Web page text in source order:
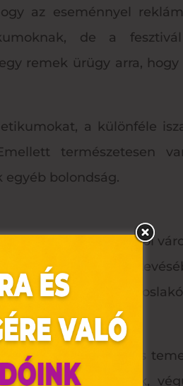
az eseménnyel
de a
remek ürügy arra,
a különféle
természetesen
egyéb bolondság.
rendeznek Buñol
ártalmatlan
szerint régen a
ben a helyiek gúnyos
játszottak,